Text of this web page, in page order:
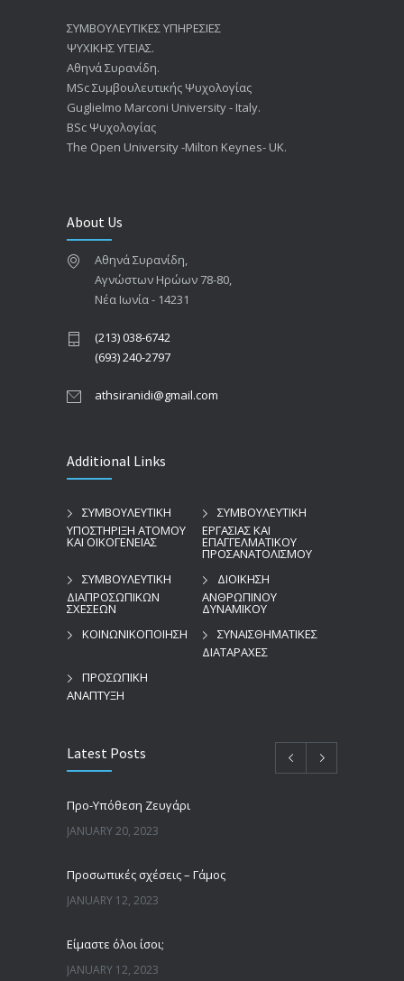
ΣΥΜΒΟΥΛΕΥΤΙΚΕΣ ΥΠΗΡΕΣΙΕΣ
ΨΥΧΙΚΗΣ ΥΓΕΙΑΣ.
Αθηνά Συρανίδη.
ΜSc Συμβουλευτικής Ψυχολογίας
Guglielmo Marconi University - Italy.
BSc Ψυχολογίας
The Open University -Milton Keynes- UK.
About Us
Αθηνά Συρανίδη,
Αγνώστων Ηρώων 78-80,
Νέα Ιωνία - 14231
(213) 038-6742
(693) 240-2797
athsiranidi@gmail.com
Additional Links
ΣΥΜΒΟΥΛΕΥΤΙΚΗ
ΥΠΟΣΤΗΡΙΞΗ ΑΤΟΜΟΥ
ΚΑΙ ΟΙΚΟΓΕΝΕΙΑΣ
ΣΥΜΒΟΥΛΕΥΤΙΚΗ
ΕΡΓΑΣΙΑΣ ΚΑΙ
ΕΠΑΓΓΕΛΜΑΤΙΚΟΥ
ΠΡΟΣΑΝΑΤΟΛΙΣΜΟΥ
ΣΥΜΒΟΥΛΕΥΤΙΚΗ
ΔΙΑΠΡΟΣΩΠΙΚΩΝ
ΣΧΕΣΕΩΝ
ΔΙΟΙΚΗΣΗ
ΑΝΘΡΩΠΙΝΟΥ
ΔΥΝΑΜΙΚΟΥ
ΚΟΙΝΩΝΙΚΟΠΟΙΗΣΗ
ΣΥΝΑΙΣΘΗΜΑΤΙΚΕΣ
ΔΙΑΤΑΡΑΧΕΣ
ΠΡΟΣΩΠΙΚΗ
ΑΝΑΠΤΥΞΗ
Latest Posts
Προ-Υπόθεση Ζευγάρι
JANUARY 20, 2023
Προσωπικές σχέσεις – Γάμος
JANUARY 12, 2023
Είμαστε όλοι ίσοι;
JANUARY 12, 2023